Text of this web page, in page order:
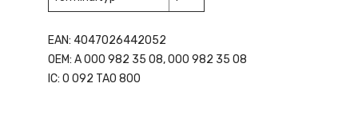
EAN: 4047026442052
OEM: A 000 982 35 08, 000 982 35 08
IC: 0 092 TA0 800